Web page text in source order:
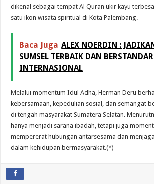
dikenal sebagai tempat Al Quran ukir kayu
satu ikon wisata spiritual di Kota Palembang.
Baca Juga ALEX NOERDIN :
SUMSEL TERBAIK DAN BERSTANDAR
INTERNASIONAL
Melalui momentum Idul Adha, Herman Deru
kebersamaan, kepedulian sosial, dan semangat
di tengah masyarakat Sumatera Selatan.
hanya menjadi sarana ibadah, tetapi juga
mempererat hubungan antarsesama dan
dalam kehidupan bermasyarakat.(*)